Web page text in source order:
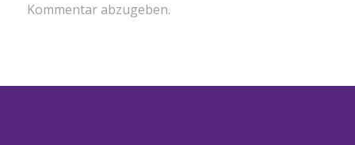
Kommentar abzugeben.